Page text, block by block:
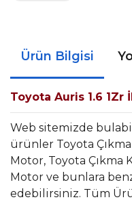
Ürün Bilgisi
Toyota Auris 1.6 1Zr
Web sitemizde
ürünler Toyota Çıkma
Motor, Toyota Çıkma
Motor ve bunlara
edebilirsiniz. Tüm